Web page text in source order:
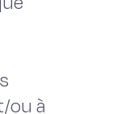
ou à